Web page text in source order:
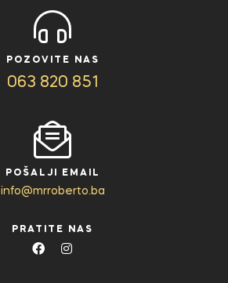
POZOVITE NAS
063 820 851
POŠALJI EMAIL
info@mrroberto.ba
PRATITE NAS